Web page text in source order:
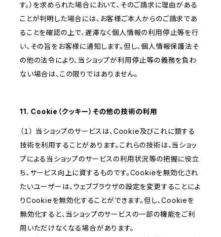
す。）を求められた場合において、そのご請求に理由がある
ことが判明した場合には、お客様ご本人からのご請求であ
ることを確認の上で、遅滞なく個人情報の利用停止等を行
い、その旨をお客様に通知します。但し、個人情報保護法そ
の他の法令により、当ショップが利用停止等の義務を負わ
ない場合は、この限りではありません。
11. Cookie（クッキー）その他の技術の利用
（１） 当ショップのサービスは、Cookie及びこれに類する
技術を利用することがあります。これらの技術は、当ショッ
プによる当ショップのサービスの利用状況等の把握に役立
ち、サービス向上に資するものです。Cookieを無効化され
たいユーザーは、ウェブブラウザの設定を変更することによ
りCookieを無効化することができます。但し、Cookieを
無効化すると、当ショップのサービスの一部の機能をご利
用いただけなくなる場合があります。